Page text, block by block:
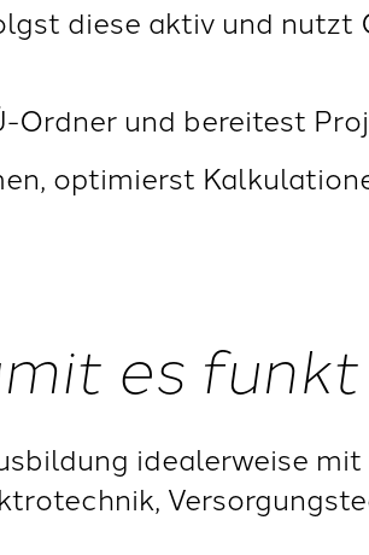
diese aktiv und nutzt
und bereitest
optimierst
es funkt
idealerweise